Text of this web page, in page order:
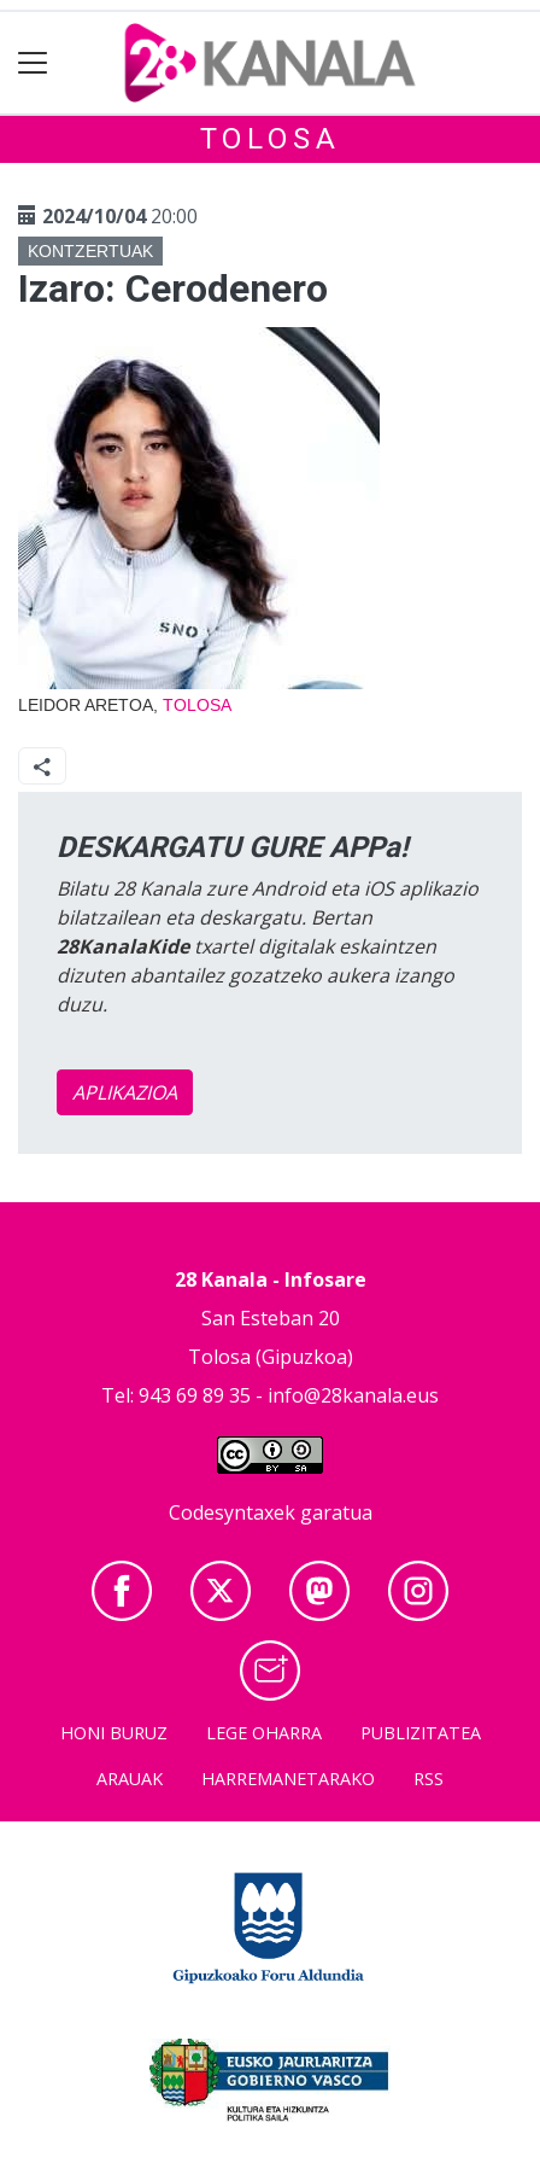
TOLOSA
2024/10/0420:00
KONTZERTUAK
Izaro: Cerodenero
LEIDOR ARETOA, TOLOSA
DESKARGATU GURE APPa!
Bilatu 28 Kanala zure Android eta iOS aplikazio
bilatzailean eta deskargatu. Bertan
28KanalaKidetxartel digitalak eskaintzen
dizuten abantailez gozatzeko aukera izango
duzu.
APLIKAZIOA
28 Kanala - Infosare
San Esteban 20
Tolosa (Gipuzkoa)
Tel: 943 69 89 35 - info@28kanala.eus
Codesyntaxek garatua
HONI BURUZ LEGE OHARRA
PUBLIZITATEA
ARAUAK
HARREMANETARAKO RSS